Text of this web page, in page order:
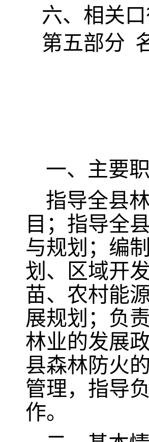
六、相关
第五部分
一、主要
指导全县
目；指导全
与规划；编
划、区域开
苗、农村能
展规划；负
林业的发展
县森林防火
管理，指导
作。